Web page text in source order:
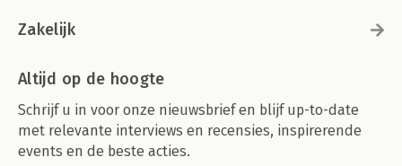
Zakelijk
Altijd op de hoogte
Schrijf u in voor onze nieuwsbrief en blijf up-to-date
met relevante interviews en recensies, inspirerende
events en de beste acties.